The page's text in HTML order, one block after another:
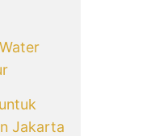
Jakarta